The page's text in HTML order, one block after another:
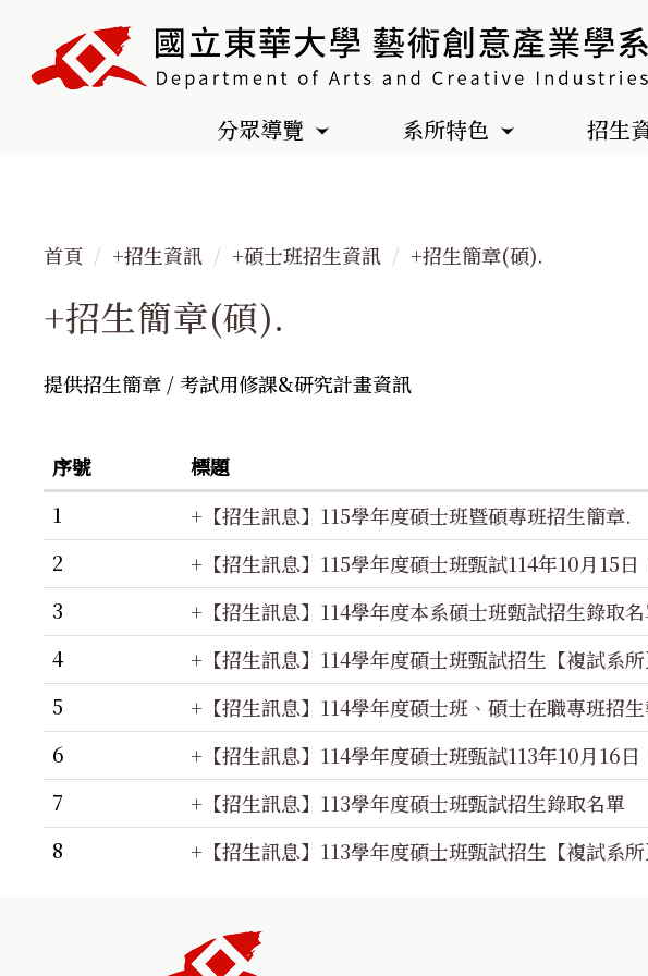
分眾導覽 系所特色 招生
首頁 +招生資訊 +碩士班招生資訊 +招生簡章(碩).
+招生簡章(碩).
提供招生簡章 / 考試用修課&研究計畫資訊
序號 標題
1
+【招生訊息】115學年度碩士班暨碩專班招生簡章.
2
+【招生訊息】115學年度碩士班甄試114年10月15
3
+【招生訊息】114學年度本系碩士班甄試招生錄取
4
+【招生訊息】114學年度碩士班甄試招生【複試系
5
+【招生訊息】114學年度碩士班、碩士在職專班招
6
+【招生訊息】114學年度碩士班甄試113年10月16
7
+【招生訊息】113學年度碩士班甄試招生錄取名單
8
+【招生訊息】113學年度碩士班甄試招生【複試系